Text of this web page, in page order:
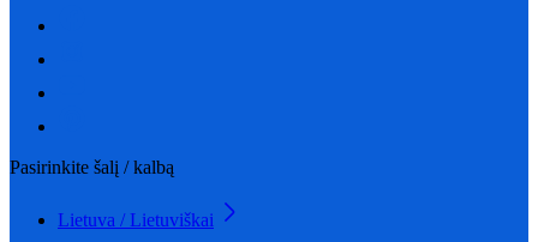
Pasirinkite šalį / kalbą
Lietuva / Lietuviškai